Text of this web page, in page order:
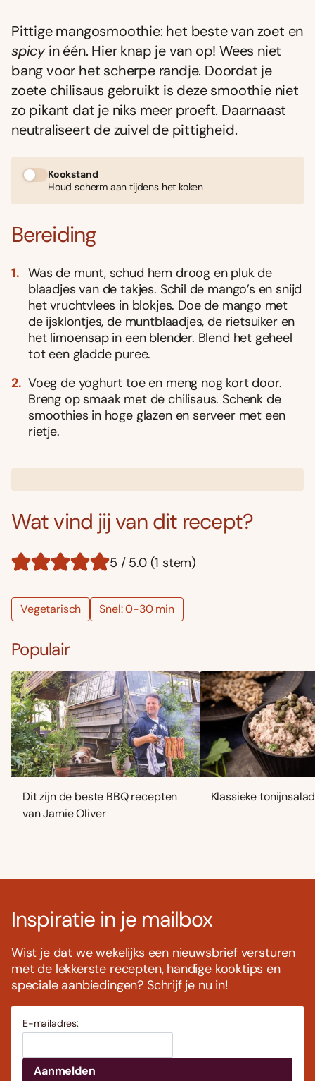
Pittige mangosmoothie: het beste van zoet en
spicyin één. Hier knap je van op! Wees niet
bang voor het scherpe randje. Doordat je
zoete chilisaus gebruikt is deze smoothie niet
zo pikant dat je niks meer proeft. Daarnaast
neutraliseert de zuivel de pittigheid.
Kookstand
Houd scherm aan tijdens het koken
Bereiding
Was de munt, schud hem droog en pluk de
blaadjes van de takjes. Schil de mango’s en snijd
het vruchtvlees in blokjes. Doe de mango met
de ijsklontjes, de muntblaadjes, de rietsuiker en
het limoensap in een blender. Blend het geheel
tot een gladde puree.
Voeg de yoghurt toe en meng nog kort door.
Breng op smaak met de chilisaus. Schenk de
smoothies in hoge glazen en serveer met een
rietje.
Wat vind jij van dit recept?
5 / 5.0 (1 stem)
Vegetarisch Snel: 0-30 min
Populair
Dit zijn de beste BBQ recepten
van Jamie Oliver
Klassieke
Inspiratie in je mailbox
Wist je dat we wekelijks een nieuwsbrief versturen
met de lekkerste recepten, handige kooktips en
speciale aanbiedingen? Schrijf je nu in!
E-mailadres: